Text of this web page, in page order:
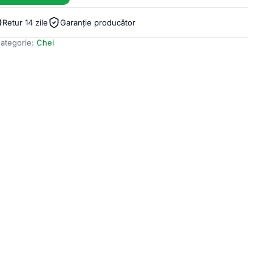
Retur 14 zile Garanție producător
Chei